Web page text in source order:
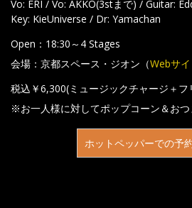
Vo: ERI / Vo: AKKO(3stまで) / Guitar:
Key: KieUniverse / Dr: Yamachan
Open：18:30～4 Stages
会場：京都スペース・ジオン（Webサ
税込￥6,300(ミュージックチャージ＋フ
※お一人様に対してポップコーン＆おつ
ホットペッパーでの予